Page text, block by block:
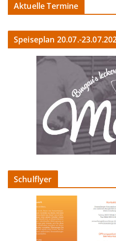
Aktuelle Termine
Speiseplan 20.07.-
Schulflyer